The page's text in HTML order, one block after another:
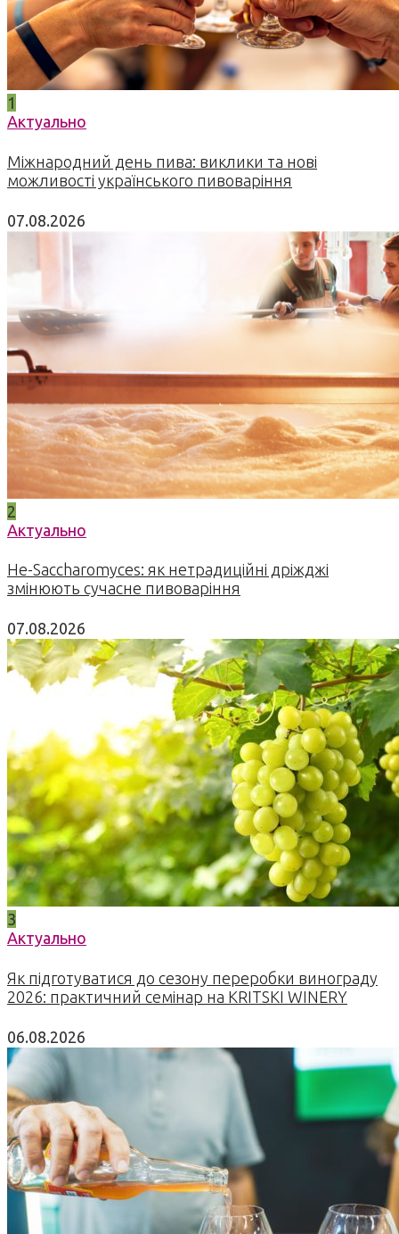
1
Актуально
Міжнародний день пива: виклики та нові
можливості українського пивоваріння
07.08.2026
2
Актуально
Не-Saccharomyces: як нетрадиційні дріжджі
змінюють сучасне пивоваріння
07.08.2026
3
Актуально
Як підготуватися до сезону переробки винограду
2026: практичний семінар на KRITSKI WINERY
06.08.2026